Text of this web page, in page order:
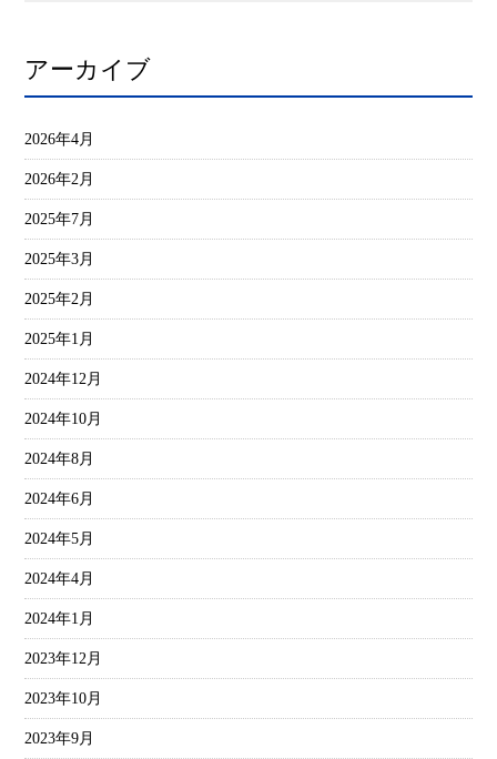
アーカイブ
2026年4月
2026年2月
2025年7月
2025年3月
2025年2月
2025年1月
2024年12月
2024年10月
2024年8月
2024年6月
2024年5月
2024年4月
2024年1月
2023年12月
2023年10月
2023年9月